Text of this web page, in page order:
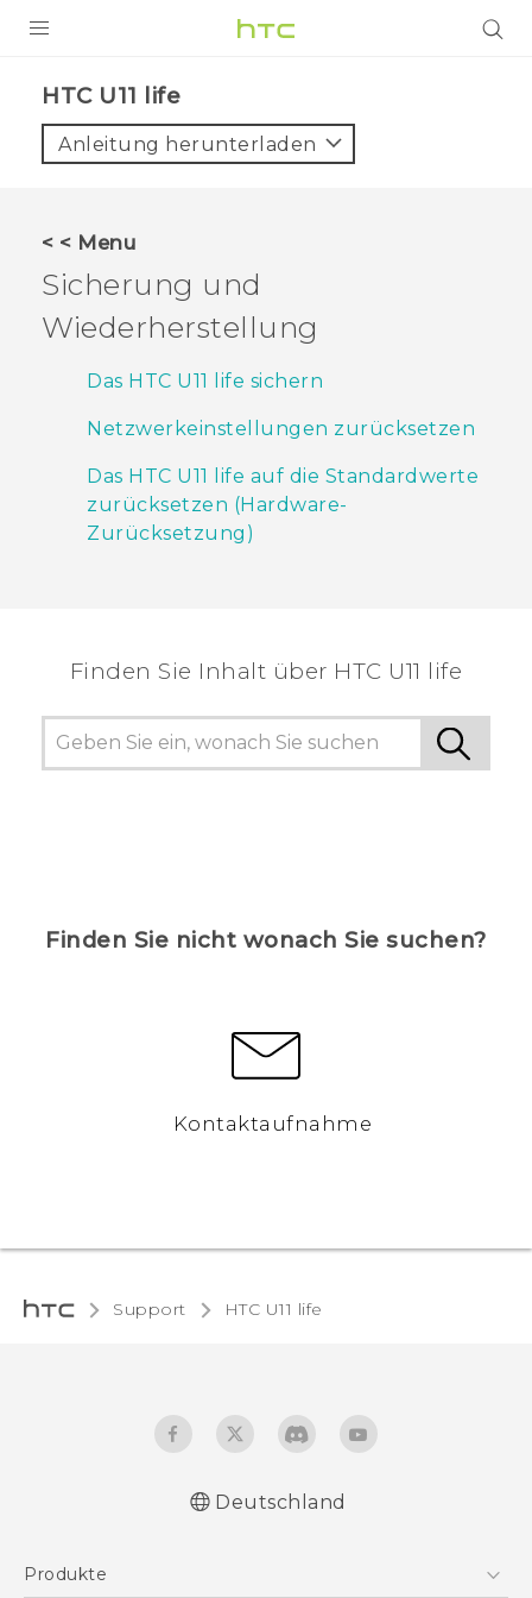
VIVE
VIVERSE
UNTERSTÜTZUNG
HTC-Geräte und Zubehör
Anmelden
HTC U11 life‎
Anleitung herunterladen
< < Menu
Sicherung und
Wiederherstellung
Das HTC U11 life sichern
Netzwerkeinstellungen zurücksetzen
Das HTC U11 life auf die Standardwerte
zurücksetzen (Hardware-
Zurücksetzung)
Finden Sie Inhalt über‎ HTC U11 life
Finden Sie nicht wonach Sie suchen?
Kontaktaufnahme
Support HTC U11 life‎
Deutschland
Produkte